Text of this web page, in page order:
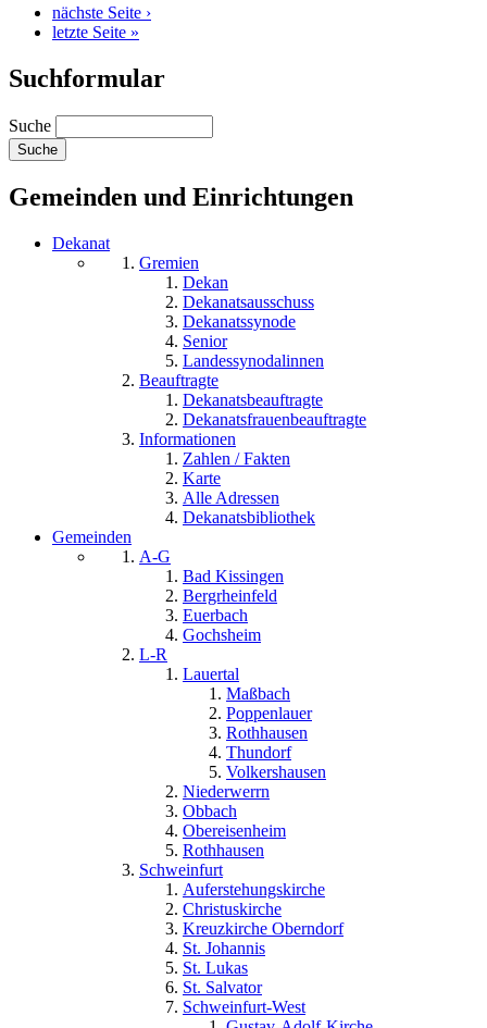
nächste Seite ›
letzte Seite »
Suchformular
Suche
Gemeinden und Einrichtungen
Dekanat
Gremien
Dekan
Dekanatsausschuss
Dekanatssynode
Senior
Landessynodalinnen
Beauftragte
Dekanatsbeauftragte
Dekanatsfrauenbeauftragte
Informationen
Zahlen / Fakten
Karte
Alle Adressen
Dekanatsbibliothek
Gemeinden
A-G
Bad Kissingen
Bergrheinfeld
Euerbach
Gochsheim
L-R
Lauertal
Maßbach
Poppenlauer
Rothhausen
Thundorf
Volkershausen
Niederwerrn
Obbach
Obereisenheim
Rothhausen
Schweinfurt
Auferstehungskirche
Christuskirche
Kreuzkirche Oberndorf
St. Johannis
St. Lukas
St. Salvator
Schweinfurt-West